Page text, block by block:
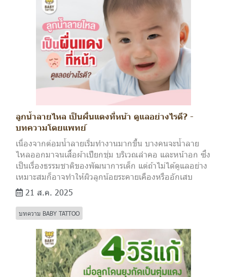
ลูกน้ำลายไหล เป็นผื่นแดงที่หน้า ดูแลอย่างไรดี? -
บทความโดยแพทย์
เนื่องจากต่อมน้ำลายเริ่มทำงานมากขึ้น บางคนจะน้ำลาย
ไหลออกมาจนเสื้อผ้าเปียกชุ่ม บริเวณลำคอ และหน้าอก ซึ่ง
เป็นเรื่องธรรมชาติของพัฒนาการเด็ก แต่ถ้าไม่ได้ดูแลอย่าง
เหมาะสมก็อาจทำให้ผิวลูกน้อยระคายเคืองหรืออักเสบ
21 ส.ค. 2025
บทความ BABY TATTOO